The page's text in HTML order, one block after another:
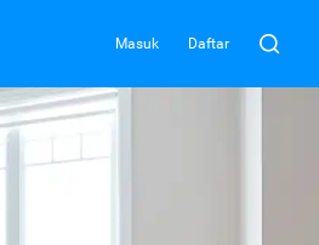
Masuk Daftar